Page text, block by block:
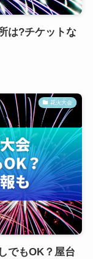
は?チケットな
花火大会
でもOK？屋台